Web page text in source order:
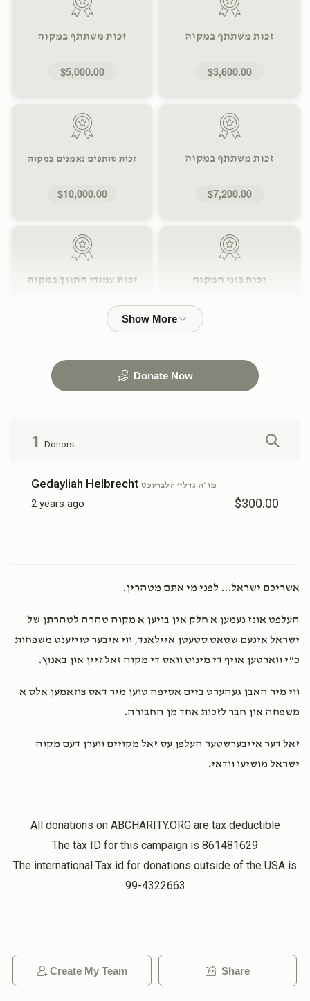
זכות משתתף במקוה
$3,600.00
זכות משתתף במקוה
$5,000.00
זכות משתתף במקוה
$7,200.00
זכות שותפים נאמנים במקוה
$10,000.00
זכות בוני המקוה זכות עמודי התווך במקוה
$36,000.00
Donate Now
1 Donors
Gedayliah Helbrecht מו״ה גדלי’ הלברעכט
2 years ago $300.00
אשריכם ישראל... לפני מי אתם מטהרין.
העלפט אונז נעמען א חלק אין בויען א מקוה טהרה לטהרתן של
ישראל אינעם שטאט סטעטן איילאנד, ווי איבער טויזענט משפחות
כ"י ווארטען אויף די מינוט וואס די מקוה זאל זיין און באנוץ.
ווי מיר האבן געהערט ביים אסיפה טוען מיר דאס צוזאמען אלס א
משפחה און חבר לזכות אחד מן החבורה.
זאל דער אייבערשטער העלפן עס זאל מקויים ווערן דעם מקוה
ישראל מושיעו וודאי.
All donations on ABCHARITY.ORG are tax deductible
The tax ID for this campaign is 861481629
The international Tax id for donations outside of the USA is
99-4322663
Create My Team Share